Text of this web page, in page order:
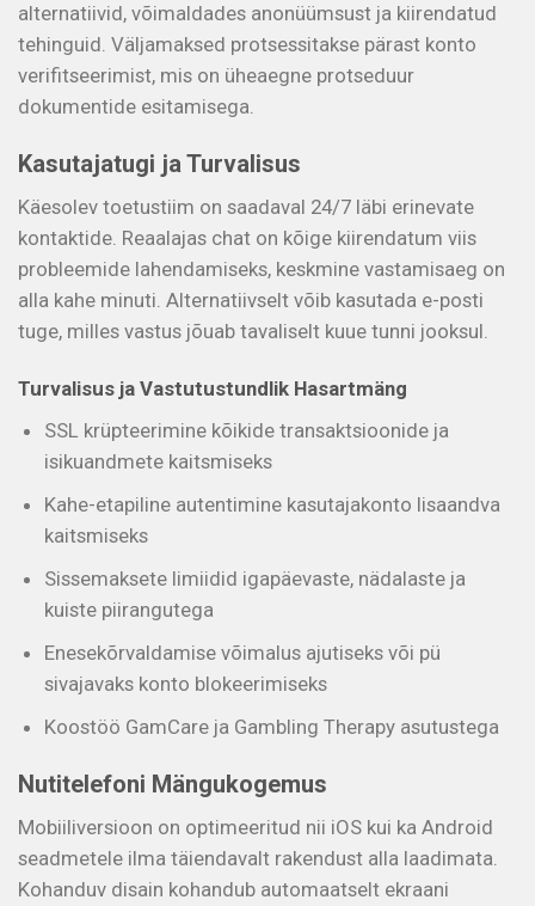
alternatiivid, võimaldades anonüümsust ja kiirendatud
tehinguid. Väljamaksed protsessitakse pärast konto
verifitseerimist, mis on üheaegne protseduur
dokumentide esitamisega.
Kasutajatugi ja Turvalisus
Käesolev toetustiim on saadaval 24/7 läbi erinevate
kontaktide. Reaalajas chat on kõige kiirendatum viis
probleemide lahendamiseks, keskmine vastamisaeg on
alla kahe minuti. Alternatiivselt võib kasutada e-posti
tuge, milles vastus jõuab tavaliselt kuue tunni jooksul.
Turvalisus ja Vastutustundlik Hasartmäng
SSL krüpteerimine kõikide transaktsioonide ja
isikuandmete kaitsmiseks
Kahe-etapiline autentimine kasutajakonto lisaandva
kaitsmiseks
Sissemaksete limiidid igapäevaste, nädalaste ja
kuiste piirangutega
Enesekõrvaldamise võimalus ajutiseks või pü
sivajavaks konto blokeerimiseks
Koostöö GamCare ja Gambling Therapy asutustega
Nutitelefoni Mängukogemus
Mobiiliversioon on optimeeritud nii iOS kui ka Android
seadmetele ilma täiendavalt rakendust alla laadimata.
Kohanduv disain kohandub automaatselt ekraani